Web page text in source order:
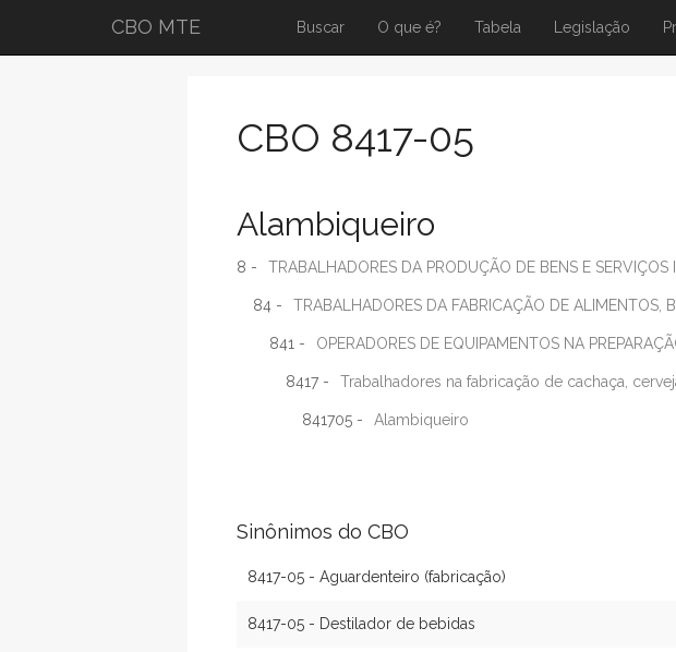
CBO MTE Buscar O que é? Tabela Legislação
CBO 8417-05
Alambiqueiro
8 - TRABALHADORES DA PRODUÇÃO DE BENS E SERVIÇOS
84 - TRABALHADORES DA FABRICAÇÃO DE ALIMENTOS,
841 - OPERADORES DE EQUIPAMENTOS NA
8417 - Trabalhadores na fabricação de cachaça,
841705 - Alambiqueiro
Sinônimos do CBO
8417-05 - Aguardenteiro (fabricação)
8417-05 - Destilador de bebidas